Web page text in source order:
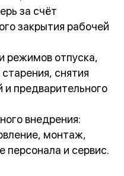
за счёт
закрытия рабочей
режимов отпуска,
снятия
и предварительного
внедрения:
монтаж,
персонала и сервис.